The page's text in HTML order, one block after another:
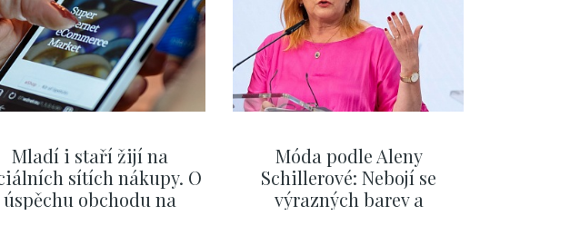
Mladí i staří žijí na
sítích nákupy. O
úspěchu obchodu na
Móda podle Aleny
Schillerové: Nebojí se
výrazných barev a